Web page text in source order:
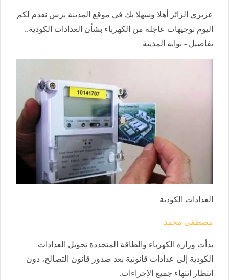
عزيزي الزائر أهلا وسهلا بك في موقع المدينة برس نقدم لكم
اليوم توجيهات عاجلة من الكهرباء بشأن العدادات الكودية..
تفاصيل - بوابة المدينة
العدادات الكودية
مصطفى محمد
بدأت وزارة الكهرباء والطاقة المتجددة تحويل العدادات
الكودية إلى عدادات قانونية بعد صدور قانون التصالح، دون
انتظار انتهاء جميع الإجراءات.